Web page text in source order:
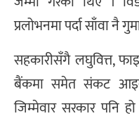
प्रलोभनमा पर्दा साँवा नै
सहकारीसँगै लघुवित्त,
बैंकमा समेत संकट
जिम्मेवार सरकार पनि